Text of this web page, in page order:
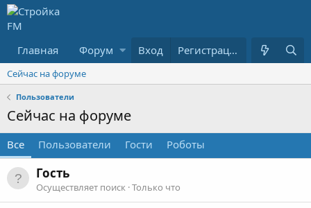
Главная Форум Что нового Пользователи
Вход Регистрация
Сейчас на форуме
Пользователи
Сейчас на форуме
Все Пользователи Гости Роботы
Гость
Осуществляет поиск Только что